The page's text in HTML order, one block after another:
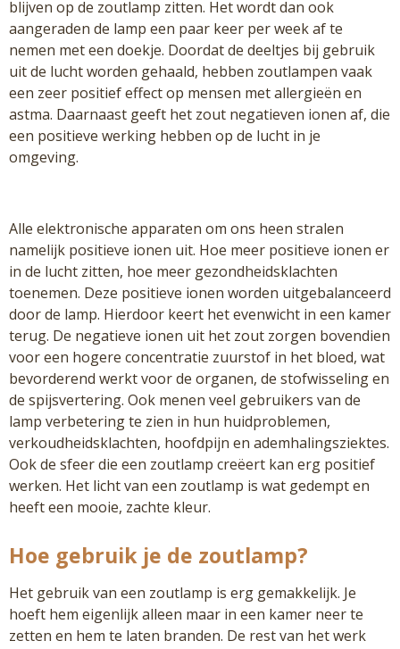
blijven op de zoutlamp zitten. Het wordt dan ook
aangeraden de lamp een paar keer per week af te
nemen met een doekje. Doordat de deeltjes bij gebruik
uit de lucht worden gehaald, hebben zoutlampen vaak
een zeer positief effect op mensen met allergieën en
astma. Daarnaast geeft het zout negatieven ionen af, die
een positieve werking hebben op de lucht in je
omgeving.
Alle elektronische apparaten om ons heen stralen
namelijk positieve ionen uit. Hoe meer positieve ionen er
in de lucht zitten, hoe meer gezondheidsklachten
toenemen. Deze positieve ionen worden uitgebalanceerd
door de lamp. Hierdoor keert het evenwicht in een kamer
terug. De negatieve ionen uit het zout zorgen bovendien
voor een hogere concentratie zuurstof in het bloed, wat
bevorderend werkt voor de organen, de stofwisseling en
de spijsvertering. Ook menen veel gebruikers van de
lamp verbetering te zien in hun huidproblemen,
verkoudheidsklachten, hoofdpijn en ademhalingsziektes.
Ook de sfeer die een zoutlamp creëert kan erg positief
werken. Het licht van een zoutlamp is wat gedempt en
heeft een mooie, zachte kleur.
Hoe gebruik je de zoutlamp?
Het gebruik van een zoutlamp is erg gemakkelijk. Je
hoeft hem eigenlijk alleen maar in een kamer neer te
zetten en hem te laten branden. De rest van het werk